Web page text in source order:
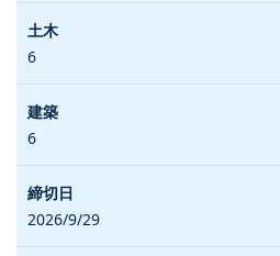
6
6
2026/9/29